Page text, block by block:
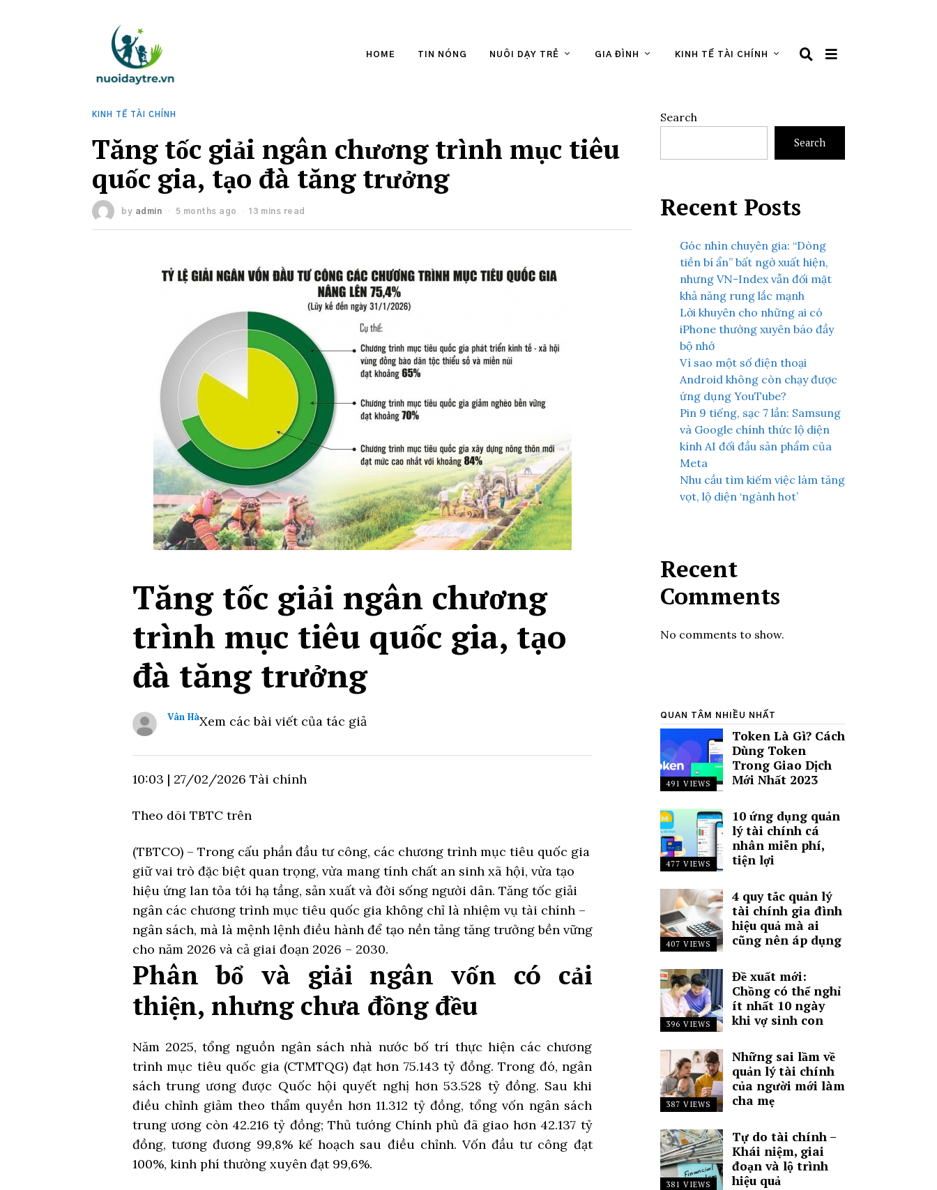
HOME TIN NÓNG NUÔI DẠY TRẺ GIA ĐÌNH KINH TẾ TÀI CHÍNH
KINH TẾ TÀI CHÍNH
Tăng tốc giải ngân chương trình mục tiêu
quốc gia, tạo đà tăng trưởng
by admin 5 months ago 13 mins read
Tăng tốc giải ngân chương
trình mục tiêu quốc gia, tạo
đà tăng trưởng
Vân HàXem các bài viết của tác giả
10:03 | 27/02/2026 Tài chính
Theo dõi TBTC trên
(TBTCO) – Trong cấu phần đầu tư công, các chương trình mục tiêu quốc gia
giữ vai trò đặc biệt quan trọng, vừa mang tính chất an sinh xã hội, vừa tạo
hiệu ứng lan tỏa tới hạ tầng, sản xuất và đời sống người dân. Tăng tốc giải
ngân các chương trình mục tiêu quốc gia không chỉ là nhiệm vụ tài chính –
ngân sách, mà là mệnh lệnh điều hành để tạo nền tảng tăng trưởng bền vững
cho năm 2026 và cả giai đoạn 2026 – 2030.
Phân bổ và giải ngân vốn có cải
thiện, nhưng chưa đồng đều
Năm 2025, tổng nguồn ngân sách nhà nước bố trí thực hiện các chương
trình mục tiêu quốc gia (CTMTQG) đạt hơn 75.143 tỷ đồng. Trong đó, ngân
sách trung ương được Quốc hội quyết nghị hơn 53.528 tỷ đồng. Sau khi
điều chỉnh giảm theo thẩm quyền hơn 11.312 tỷ đồng, tổng vốn ngân sách
trung ương còn 42.216 tỷ đồng; Thủ tướng Chính phủ đã giao hơn 42.137 tỷ
đồng, tương đương 99,8% kế hoạch sau điều chỉnh. Vốn đầu tư công đạt
100%, kinh phí thường xuyên đạt 99,6%.
Search
Search
Recent Posts
Góc nhìn chuyên gia: “Dòng
tiền bí ẩn” bất ngờ xuất hiện,
nhưng VN-Index vẫn đối mặt
khả năng rung lắc mạnh
Lời khuyên cho những ai có
iPhone thường xuyên báo đầy
bộ nhớ
Vì sao một số điện thoại
Android không còn chạy được
ứng dụng YouTube?
Pin 9 tiếng, sạc 7 lần: Samsung
và Google chính thức lộ diện
kính AI đối đầu sản phẩm của
Meta
Nhu cầu tìm kiếm việc làm tăng
vọt, lộ diện ‘ngành hot’
Recent
Comments
No comments to show.
QUAN TÂM NHIỀU NHẤT
491 VIEWS
Token Là Gì? Cách
Dùng Token
Trong Giao Dịch
Mới Nhất 2023
477 VIEWS
10 ứng dụng quản
lý tài chính cá
nhân miễn phí,
tiện lợi
407 VIEWS
4 quy tắc quản lý
tài chính gia đình
hiệu quả mà ai
cũng nên áp dụng
396 VIEWS
Đề xuất mới:
Chồng có thể nghỉ
ít nhất 10 ngày
khi vợ sinh con
387 VIEWS
Những sai lầm về
quản lý tài chính
của người mới làm
cha mẹ
381 VIEWS
Tự do tài chính –
Khái niệm, giai
đoạn và lộ trình
hiệu quả